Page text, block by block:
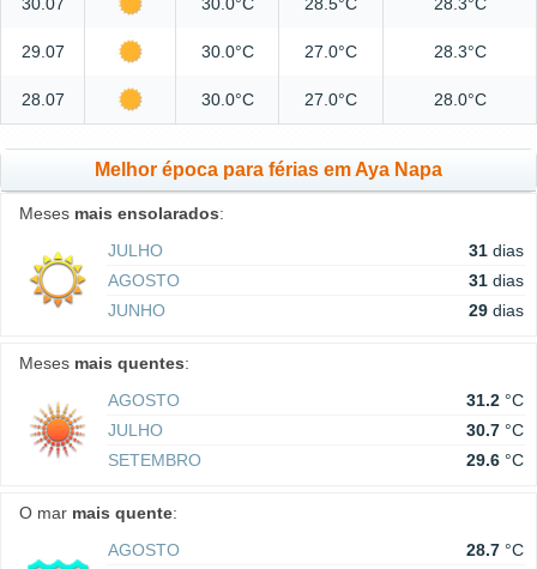
30.07 30.0°C 28.5°C 28.3°C
29.07 30.0°C 27.0°C 28.3°C
28.07 30.0°C 27.0°C 28.0°C
Melhor época para férias em Aya Napa
Meses mais ensolarados:
JULHO
31 dias
AGOSTO
31 dias
JUNHO
29 dias
Meses mais quentes:
AGOSTO
31.2 °C
JULHO
30.7 °C
SETEMBRO
29.6 °C
O mar mais quente:
AGOSTO
28.7 °C